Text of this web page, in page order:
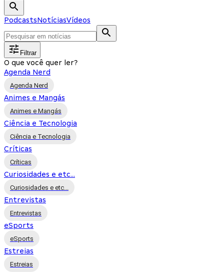
PodcastsNotíciasVídeos
Filtrar
O que você quer ler?
Agenda Nerd
Agenda Nerd
Animes e Mangás
Animes e Mangás
Ciência e Tecnologia
Ciência e Tecnologia
Críticas
Críticas
Curiosidades e etc...
Curiosidades e etc...
Entrevistas
Entrevistas
eSports
eSports
Estreias
Estreias